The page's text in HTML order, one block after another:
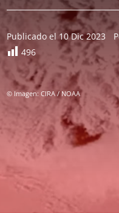
Publicado el 10 Dic 2023
496
© Imagen: CIRA / NOAA